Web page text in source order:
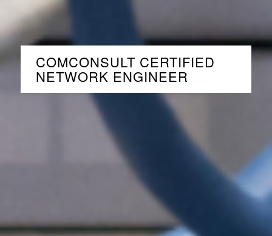
COMCONSULT CERTIFIED
NETWORK ENGINEER